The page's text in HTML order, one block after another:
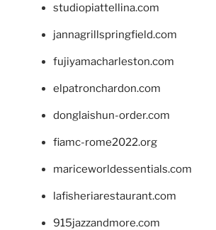
studiopiattellina.com
jannagrillspringfield.com
fujiyamacharleston.com
elpatronchardon.com
donglaishun-order.com
fiamc-rome2022.org
mariceworldessentials.com
lafisheriarestaurant.com
915jazzandmore.com